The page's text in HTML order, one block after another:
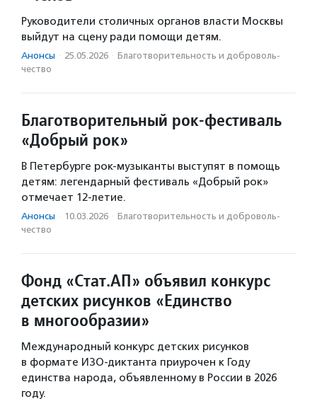
Руководители столичных органов власти Москвы
выйдут на сцену ради помощи детям.
Анонсы · 25.05.2026 · Благотвори­тель­ность и доброволь­
чест­во
Благотворительный рок-фестиваль
«Добрый рок»
В Петербурге рок-музыканты выступят в помощь
детям: легендарный фестиваль «Добрый рок»
отмечает 12-летие.
Анонсы · 10.03.2026 · Благотвори­тель­ность и доброволь­
чест­во
Фонд «Стат.АП» объявил конкурс
детских рисунков «Единство
в многообразии»
Международный конкурс детских рисунков
в формате ИЗО-диктанта приурочен к Году
единства народа, объявленному в России в 2026
году.